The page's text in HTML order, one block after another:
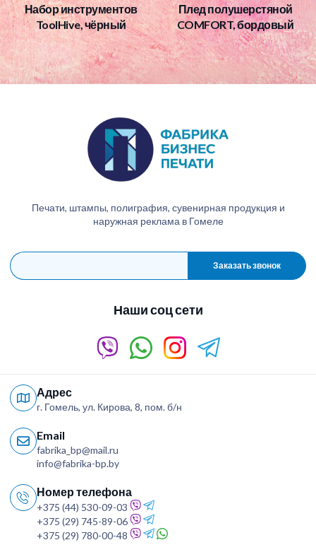
Набор инструментов
ToolHive, чёрный
Плед полушерстяной
COMFORT, бордовый
Печати, штампы, полиграфия, сувенирная продукция и
наружная реклама в Гомеле
Заказать звонок
Наши соц сети
Адрес
г. Гомель, ул. Кирова, 8, пом. б/н
Email
fabrika_bp@mail.ru
info@fabrika-bp.by
Номер телефона
+375 (44) 530-09-03
+375 (29) 745-89-06
+375 (29) 780-00-48